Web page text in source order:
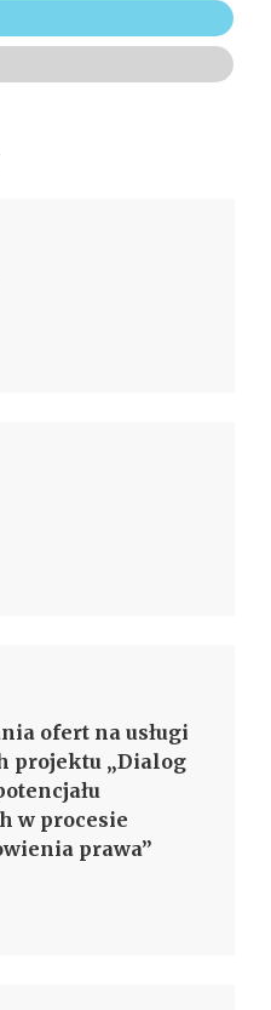
ofert na usługi
projektu „Dialog
w procesie
prawa”